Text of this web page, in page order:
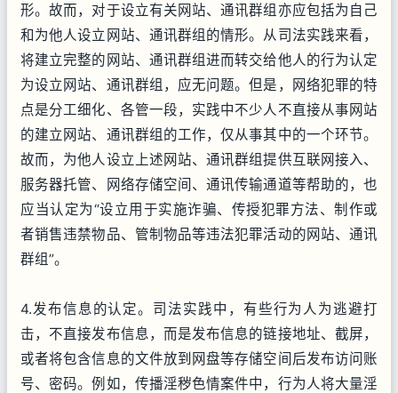
形。故而，对于设立有关网站、通讯群组亦应包括为自己
和为他人设立网站、通讯群组的情形。从司法实践来看，
将建立完整的网站、通讯群组进而转交给他人的行为认定
为设立网站、通讯群组，应无问题。但是，网络犯罪的特
点是分工细化、各管一段，实践中不少人不直接从事网站
的建立网站、通讯群组的工作，仅从事其中的一个环节。
故而，为他人设立上述网站、通讯群组提供互联网接入、
服务器托管、网络存储空间、通讯传输通道等帮助的，也
应当认定为“设立用于实施诈骗、传授犯罪方法、制作或
者销售违禁物品、管制物品等违法犯罪活动的网站、通讯
群组”。
4.发布信息的认定。司法实践中，有些行为人为逃避打
击，不直接发布信息，而是发布信息的链接地址、截屏，
或者将包含信息的文件放到网盘等存储空间后发布访问账
号、密码。例如，传播淫秽色情案件中，行为人将大量淫